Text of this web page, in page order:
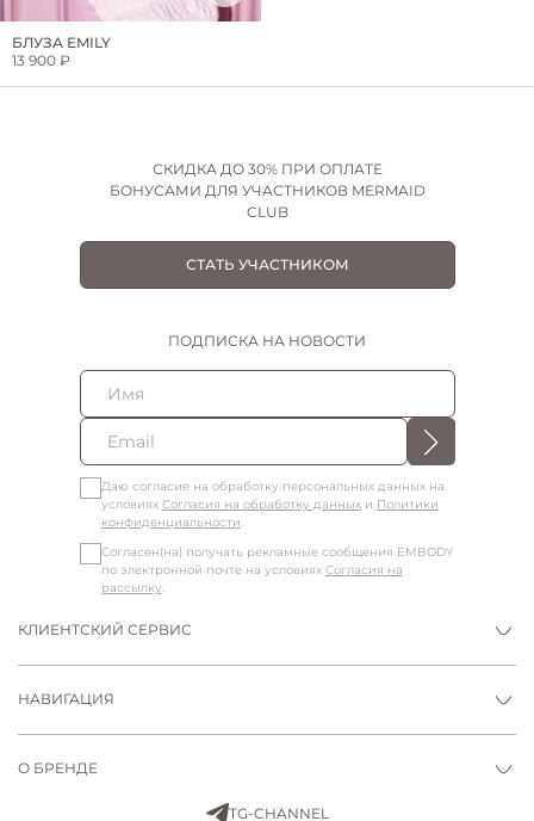
БЛУЗА EMILY
13 900 ₽
СКИДКА ДО 30% ПРИ ОПЛАТЕ
БОНУСАМИ ДЛЯ УЧАСТНИКОВ MERMAID
CLUB
СТАТЬ УЧАСТНИКОМ
ПОДПИСКА НА НОВОСТИ
Даю согласие на обработку персональных данных на
условиях Согласия на обработку данныхи Политики
конфиденциальности.
Согласен(на) получать рекламные сообщения EMBODY
по электронной почте на условиях Согласия на
рассылку.
КЛИЕНТСКИЙ СЕРВИС
НАВИГАЦИЯ
О БРЕНДЕ
TG-CHANNEL